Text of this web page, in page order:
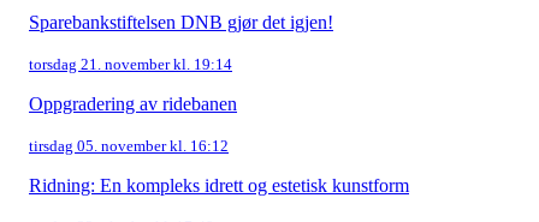
Sparebankstiftelsen DNB gjør det igjen!
torsdag 21. november kl. 19:14
Oppgradering av ridebanen
tirsdag 05. november kl. 16:12
Ridning: En kompleks idrett og estetisk kunstform